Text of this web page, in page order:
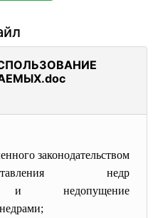
законодательством
недр
недопущение
недрами;